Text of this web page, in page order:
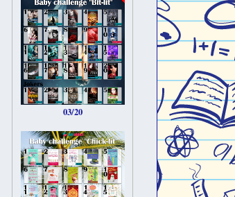
03/20